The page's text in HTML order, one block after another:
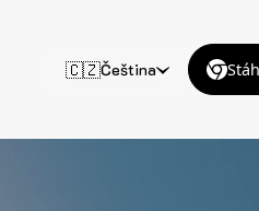
🇨🇿Čeština